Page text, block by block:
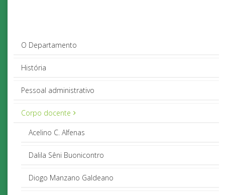
O Departamento
História
Pessoal administrativo
Corpo docente
Acelino C. Alfenas
Dalila Sêni Buonicontro
Diogo Manzano Galdeano